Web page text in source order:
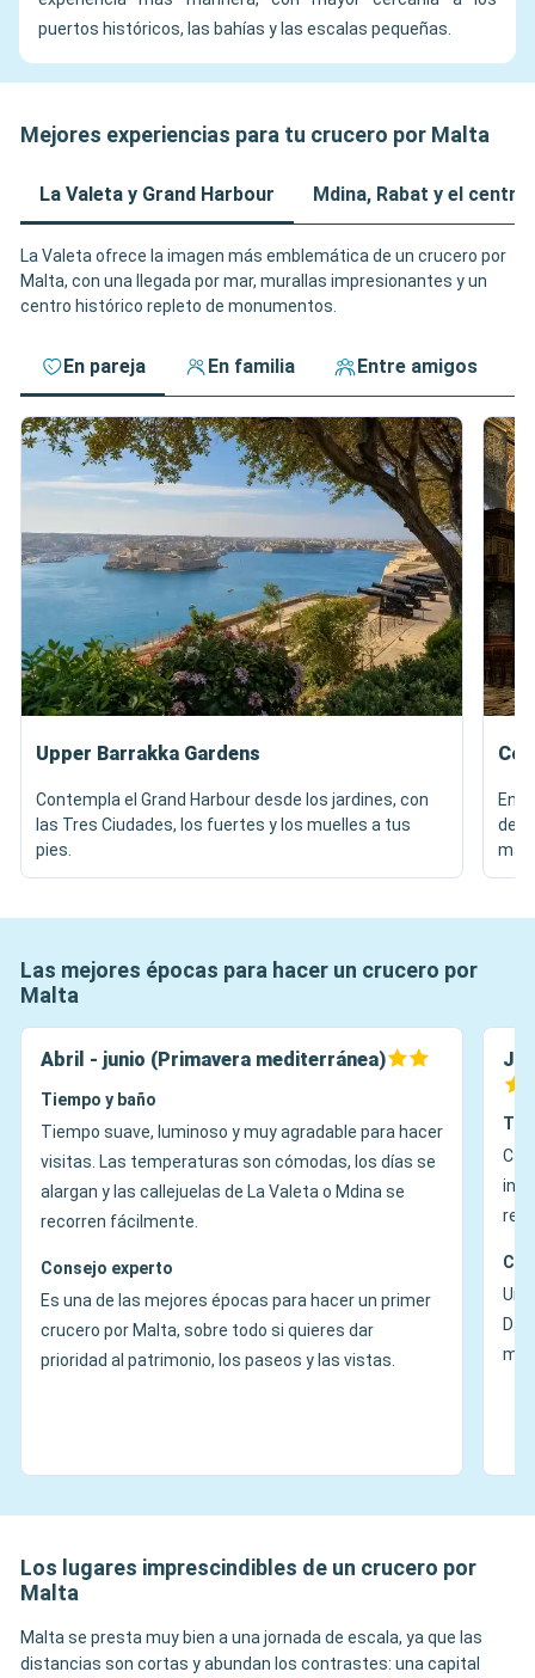
puertos históricos, las bahías y las escalas pequeñas.
Mejores experiencias para tu crucero por Malta
La Valeta y Grand Harbour Mdina, Rabat y el centro
La Valeta ofrece la imagen más emblemática de un crucero por
Malta, con una llegada por mar, murallas impresionantes y un
centro histórico repleto de monumentos.
En pareja En familia Entre amigos
Upper Barrakka Gardens
Contempla el Grand Harbour desde los jardines, con
las Tres Ciudades, los fuertes y los muelles a tus
pies.
Las mejores épocas para hacer un crucero por
Malta
Abril - junio (Primavera mediterránea)
Tiempo y baño
Tiempo suave, luminoso y muy agradable para hacer
visitas. Las temperaturas son cómodas, los días se
alargan y las callejuelas de La Valeta o Mdina se
recorren fácilmente.
Consejo experto
Es una de las mejores épocas para hacer un primer
crucero por Malta, sobre todo si quieres dar
prioridad al patrimonio, los paseos y las vistas.
Da
Los lugares imprescindibles de un crucero por
Malta
Malta se presta muy bien a una jornada de escala, ya que las
distancias son cortas y abundan los contrastes: una capital